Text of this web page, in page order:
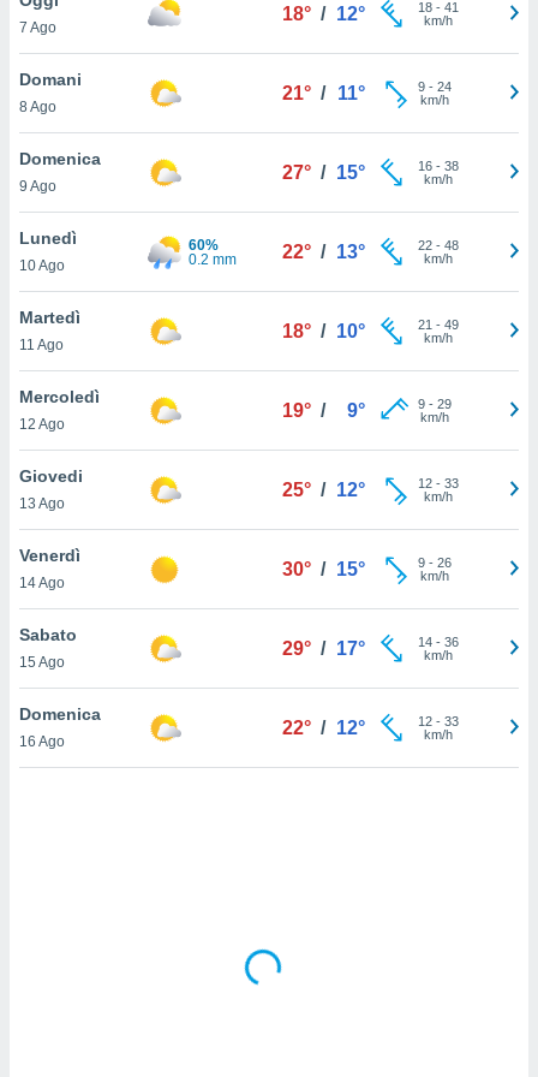
è
al sito
di
ci
di
il
un
la
nella
cookie
in
7 Ago
18° / 12° 18- 41
km/h
Domani
8 Ago
21° / 11° 9- 24
km/h
Domenica
9 Ago
27° / 15° 16- 38
km/h
Lunedì
10 Ago
60%
0.2 mm
22° / 13° 22- 48
km/h
Martedì
11 Ago
18° / 10° 21 - 49
km/h
Mercoledì
12 Ago
19° / 9° 9- 29
km/h
Giovedi
13 Ago
25° / 12° 12- 33
km/h
Venerdì
14 Ago
30° / 15° 9- 26
km/h
Sabato
15 Ago
29° / 17° 14- 36
km/h
Domenica
16 Ago
22° / 12° 12- 33
km/h